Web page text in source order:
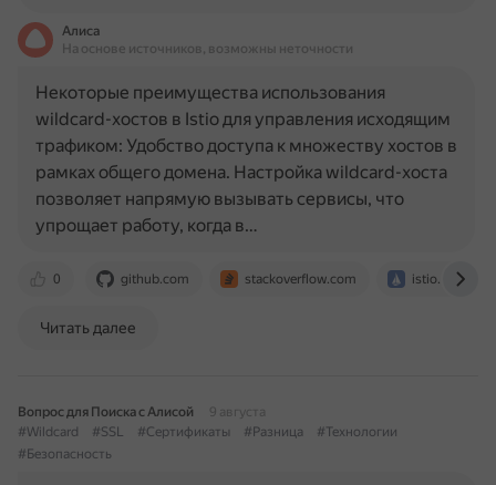
Алиса
На основе источников, возможны неточности
0 github.com stackoverflow.com istio.io
Некоторые преимущества использования
wildcard-хостов в Istio для управления исходящим
трафиком: Удобство доступа к множеству хостов в
рамках общего домена. Настройка wildcard-хоста
позволяет напрямую вызывать сервисы, что
упрощает работу, когда в…
Читать далее
Вопрос для Поиска с Алисой
9 августа
#Wildcard
#SSL #Сертификаты #Разница
#Технологии
#Безопасность